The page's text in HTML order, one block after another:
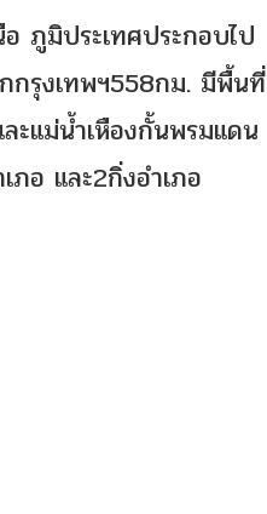
ภูมิประเทศประกอบไป
กรุงเทพฯ558กม. มีพื้นที่
แม่น้ำเหืองกั้นพรมแดน
ภอ และ2กิ่งอำเภอ